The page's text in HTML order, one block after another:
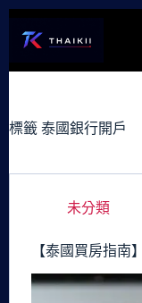
容
標籤 泰國銀行開戶
未分類
【泰國買房指南